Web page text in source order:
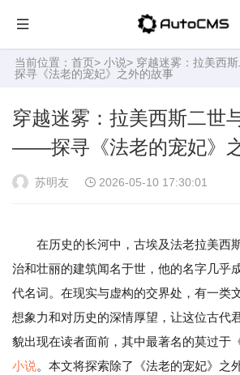
当前位置： 首页> 小说> 穿越迷雾：拉美西
探寻《法老的宠妃》之外的故事
穿越迷雾：拉美西斯二世
——探寻《法老的宠妃》
苏明友 2026-05-10 17:30:01
在历史的长河中，古埃及法老拉美西
治和壮丽的建筑闻名于世，他的名字几乎
代名词。在现实与虚构的交界处，有一类
想象力和对历史的深情厚望，让这位古代
貌出现在读者面前，其中最著名的莫过于
小说。本文将探索除了《法老的宠妃》之